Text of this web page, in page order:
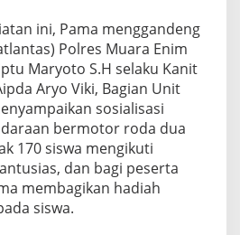
ini, Pama menggandeng
Polres Muara Enim
Maryoto S.H selaku Kanit
Aryo Viki, Bagian Unit
sosialisasi
bermotor roda dua
170 siswa mengikuti
dan bagi peserta
membagikan hadiah
siswa.